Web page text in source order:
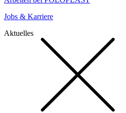
Jobs & Karriere
Aktuelles